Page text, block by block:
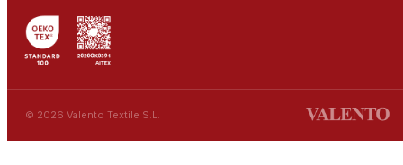
© 2026 Valento Textile S.L.